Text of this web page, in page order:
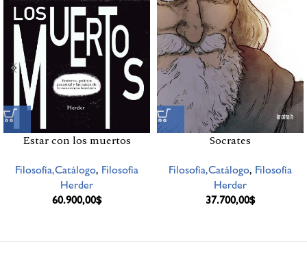
Estar con los muertos
Filosofía,Catálogo, Filosofía
Herder
60.900,00$
Socrates
Filosofía,Catálogo, Filosofía
Herder
37.700,00$